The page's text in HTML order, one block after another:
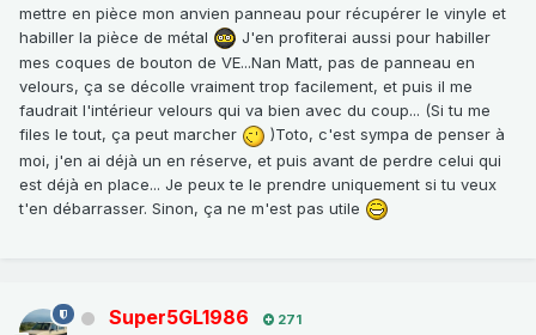
mettre en pièce mon anvien panneau pour récupérer le vinyle et
habiller la pièce de métal
J'en profiterai aussi pour habiller
mes coques de bouton de VE...Nan Matt, pas de panneau en
velours, ça se décolle vraiment trop facilement, et puis il me
faudrait l'intérieur velours qui va bien avec du coup... (Si tu me
files le tout, ça peut marcher
)Toto, c'est sympa de penser à
moi, j'en ai déjà un en réserve, et puis avant de perdre celui qui
est déjà en place... Je peux te le prendre uniquement si tu veux
t'en débarrasser. Sinon, ça ne m'est pas utile
Super5GL1986 271